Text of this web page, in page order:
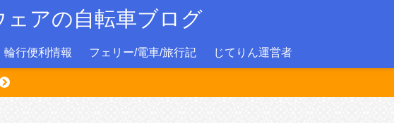
アの自転車ブログ
輪行便利情報 フェリー/電車/旅行記 じてりん運営者